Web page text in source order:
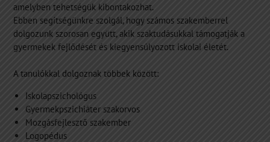
amelyben tehetségük kibontakozhat.
Ebben segítségünkre szolgál, hogy számos szakemberrel
dolgozunk szorosan együtt, akik szaktudásukkal támogatják a
gyermekek fejlődését és kiegyensúlyozott iskolai életét.
A tanulókkal dolgoznak többek között:
Iskolapszichológus
Gyermekpszichiáter szakorvos
Mozgásfejlesztő szakember
Logopédus